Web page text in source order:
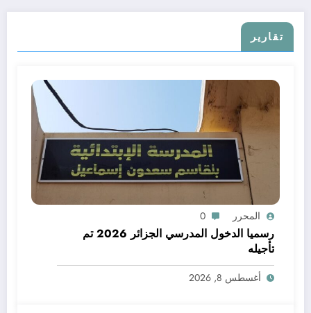
تقارير
المحرر 0
رسميا الدخول المدرسي الجزائر 2026 تم
تأجيله
أغسطس 8, 2026